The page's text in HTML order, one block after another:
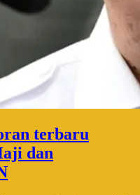
terbaru
dan